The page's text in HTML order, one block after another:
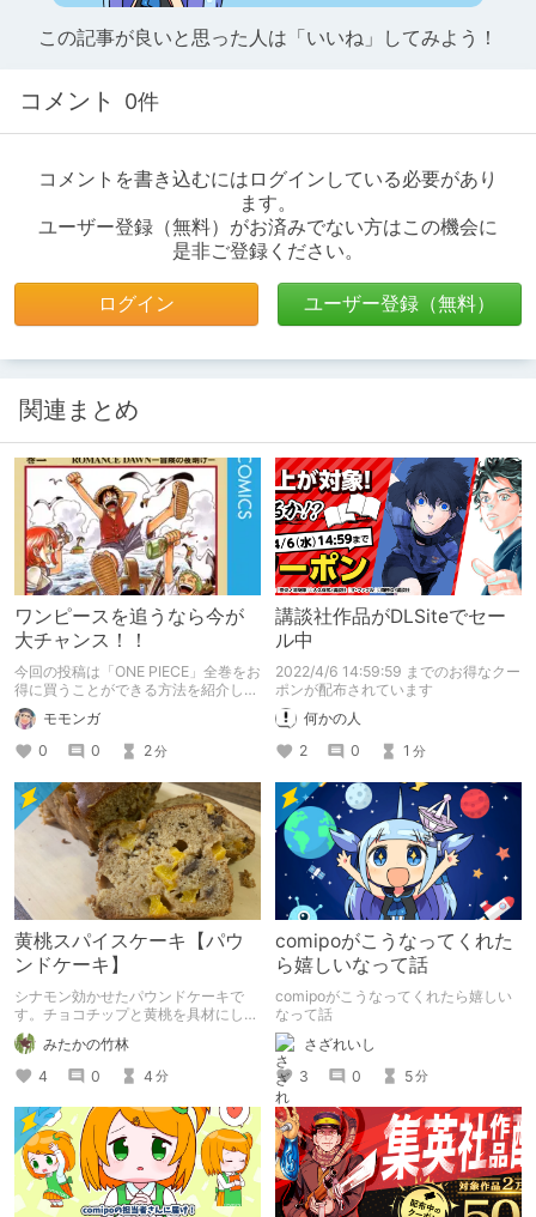
この記事が良いと思った人は「いいね」してみよう！
コメント 0件
コメントを書き込むにはログインしている必要があり
ます。
ユーザー登録（無料）がお済みでない方はこの機会に
是非ご登録ください。
ログイン ユーザー登録（無料）
関連まとめ
ワンピースを追うなら今が
大チャンス！！
今回の投稿は「ONE PIECE」全巻をお
得に買うことができる方法を紹介しま
す。
モモンガ
0
0 2分
講談社作品がDLSiteでセー
ル中
2022/4/6 14:59:59 までのお得なクー
ポンが配布されています
何かの人
2
0 1 分
黄桃スパイスケーキ【パウ
ンドケーキ】
シナモン効かせたパウンドケーキで
す。チョコチップと黄桃を具材にして
います。
みたかの竹林
4
0 4 分
comipoがこうなってくれた
ら嬉しいなって話
comipoがこうなってくれたら嬉しい
なって話
さざれいし
3
0 5分